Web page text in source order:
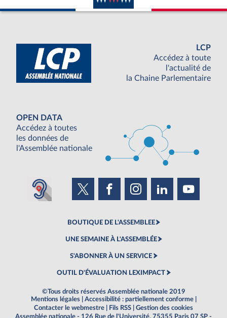
LCP
Accédez à toute
l'actualité de
la Chaine Parlementaire
OPEN DATA
Accédez à toutes
les données de
l'Assemblée nationale
BOUTIQUE DE L'ASSEMBLEE
UNE SEMAINE À L'ASSEMBLÉE
S'ABONNER À UN SERVICE
OUTIL D'ÉVALUATION LEXIMPACT
©Tous droits réservés Assemblée nationale 2019
Mentions légales
Accessibilité : partiellement conforme
Contacter le webmestre
Fils RSS
Gestion des cookies
Assemblée nationale - 126 Rue de l'Université, 75355 Paris 07 SP -